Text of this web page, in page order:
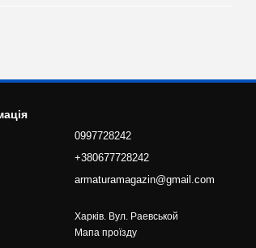
0997728242
+380677728242
armaturamagazin@gmail.com
Харків. Вул. Раевськой
Мапа проїзду